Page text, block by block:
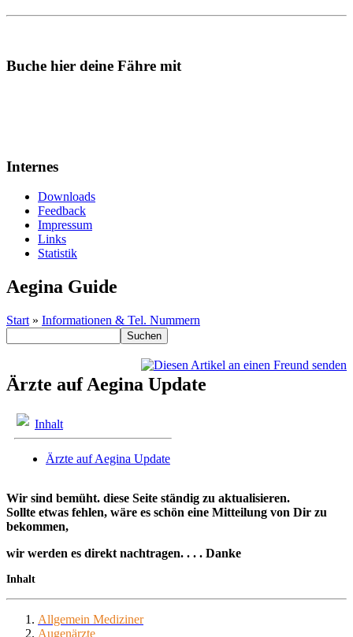
Buche hier deine Fähre mit
Internes
Downloads
Feedback
Impressum
Links
Statistik
Aegina Guide
Start » Informationen & Tel. Nummern
Ärzte auf Aegina Update
Inhalt
Ärzte auf Aegina Update
Wir sind bemüht. diese Seite ständig zu aktualisieren.
Sollte etwas fehlen, wäre es schön eine Mitteilung von Dir zu
bekommen,
wir werden es direkt nachtragen. . . . Danke
Inhalt
Allgemein Mediziner
Augenärzte